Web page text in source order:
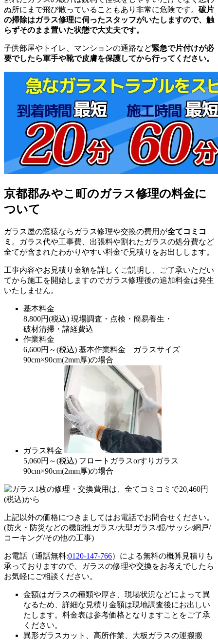
ぬ所にまで飛び散っていることもあり非常に危険です。 破片
の掃除はガラス修理に伺ったスタッフがいたしますので、触
らずそのまま置いた状態で大丈夫です。
子供部屋やトイレ、マンションの通路など緊急で片付けが必
要でしたら軍手や靴で皮膚を保護してから行ってください。
京都郡みやこ町のガラス修理の料金に
ついて
ガラス屋の窓猿ならガラス修理や交換の費用が全てコミコ
ミ 。ガラス代や工事費、出張料や割れたガラスの処分費など
全てが含まれたわかりやすい料金で見積りをお出しします。
工事内容やお見積り金額を詳しくご説明し、ご了承いただい
てから施工を開始しますのでガラス修理後の追加料金は発生
いたしません。
基本料金
8,800円(税込) 現場調査・点検・簡易養生・
破材清掃・諸経費込
作業料金
6,600円～(税込) 基本作業料金 ガラスサイズ
90cm×90cm(2mm厚)の場合
ガラス料金
5,060円～(税込) フロートガラスorすりガラス
90cm×90cm(2mm厚)の場合
上記以外の価格につきましてはお電話でお問合せください。
(防火・防災などの機能性ガラス/大型ガラス/鏡/サッシ/網戸/
コーキング/その他の工事)
お電話（通話無料:0120-147-766）による無料の概算見積りも
承っておりますので、ガラスの修理や交換をお考えでしたら
お気軽にご相談ください。
金額はガラスの種類や厚さ、現場状況などによって異
なるため、 詳細な見積り金額は現地調査後にお出しい
たします。 料金表は参考価格となりますことをご了承
ください。
異形ガラスカット、高所作業、大板ガラスの運搬搬